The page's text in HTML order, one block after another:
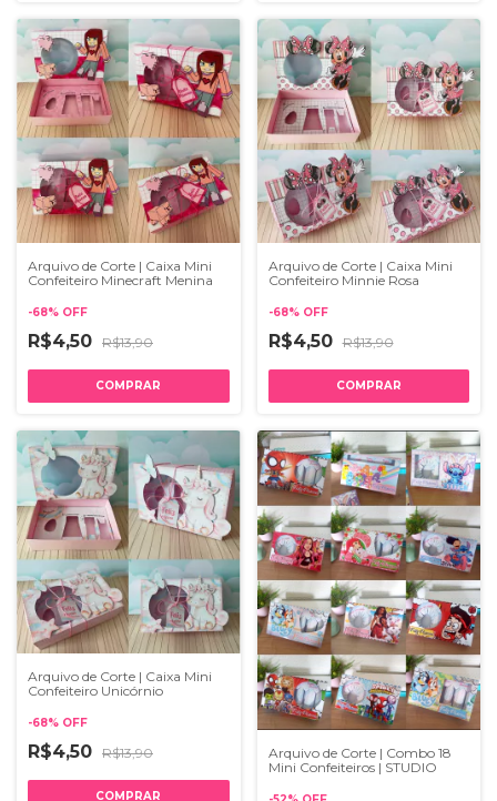
Arquivo de Corte | Caixa Mini
Confeiteiro Minecraft Menina
-68% OFF
R$4,50 R$13,90
Arquivo de Corte | Caixa Mini
Confeiteiro Minnie Rosa
-68% OFF
R$4,50 R$13,90
Arquivo de Corte | Caixa Mini
Confeiteiro Unicórnio
-68% OFF
R$4,50 R$13,90
Arquivo de Corte | Combo 18
Mini Confeiteiros | STUDIO